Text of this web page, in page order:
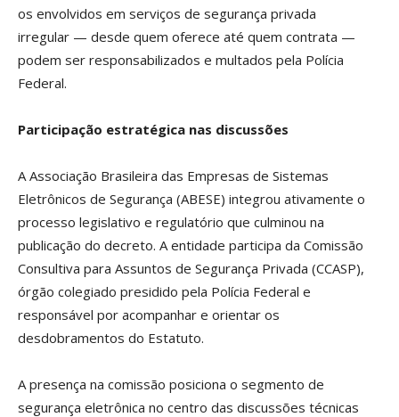
os envolvidos em serviços de segurança privada
irregular — desde quem oferece até quem contrata —
podem ser responsabilizados e multados pela Polícia
Federal.
Participação estratégica nas discussões
A Associação Brasileira das Empresas de Sistemas
Eletrônicos de Segurança (ABESE) integrou ativamente o
processo legislativo e regulatório que culminou na
publicação do decreto. A entidade participa da Comissão
Consultiva para Assuntos de Segurança Privada (CCASP),
órgão colegiado presidido pela Polícia Federal e
responsável por acompanhar e orientar os
desdobramentos do Estatuto.
A presença na comissão posiciona o segmento de
segurança eletrônica no centro das discussões técnicas